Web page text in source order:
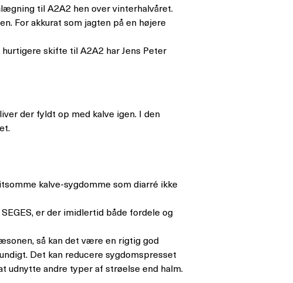
til A2A2 hen over vinterhalvåret.
For akkurat som jagten på en højere
skifte til A2A2 har Jens Peter
der fyldt op med kalve igen. I den
kalve-sygdomme som diarré ikke
er der imidlertid både fordele og
så kan det være en rigtig god
Det kan reducere sygdomspresset
andre typer af strøelse end halm.